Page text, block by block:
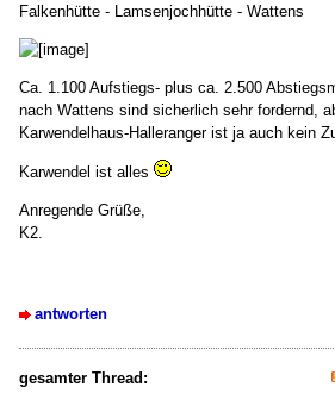
Falkenhütte - Lamsenjochhütte - Wattens
Ca. 1.100 Aufstiegs- plus ca. 2.500
nach Wattens sind sicherlich sehr fordernd,
Karwendelhaus-Halleranger ist ja auch kein
Karwendel ist alles
Anregende Grüße,
K2.
antworten
gesamter Thread: